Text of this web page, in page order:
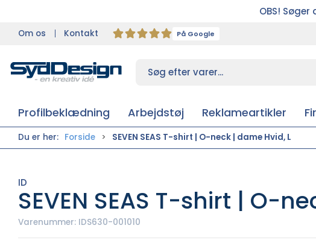
OBS!
Om os Kontakt På Google
Profilbeklædning Arbejdstøj Reklameartikler
Du er her: Forside SEVEN SEAS T-shirt | O-neck | dame Hvid, L
ID
SEVEN SEAS T-shirt | O-
Varenummer: IDS630-001010